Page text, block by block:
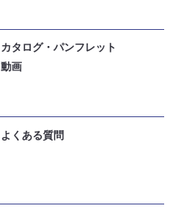
カタログ・パンフレット
動画
よくある質問